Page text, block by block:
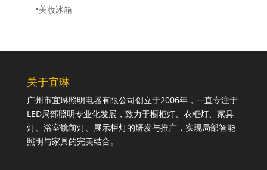
•美妆冰箱
关于宜琳
广州市宜琳照明电器有限公司创立于2006年，一直专注于
LED局部照明专业化发展，致力于橱柜灯、衣柜灯、家具
灯、浴室镜前灯、展示柜灯的研发与推广，实现局部智能
照明与家具的完美结合。